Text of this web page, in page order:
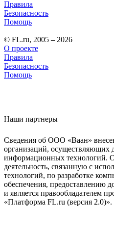
Правила
Безопасность
Помощь
© FL.ru, 2005 – 2026
О проекте
Правила
Безопасность
Помощь
Наши партнеры
Сведения об ООО «Ваан»
организаций, осуществляющих
информационных технологий.
деятельность, связанную с
технологий, по разработке
обеспечения, предоставлению
и является правообладателем
«Платформа FL.ru (версия 2.0)».